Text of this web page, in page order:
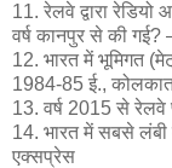
11. रेलवे द्वारा
वर्ष कानपुर से की गई?
12. भारत में भूमिगत
1984-85 ई.,
13. वर्ष 2015 से रेलवे
14. भारत में सबसे लंबी
एक्सप्रेस